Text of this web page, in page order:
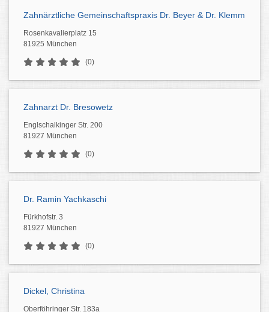
Zahnärztliche Gemeinschaftspraxis Dr. Beyer & Dr. Klemm
Rosenkavalierplatz 15
81925 München
(0)
Zahnarzt Dr. Bresowetz
Englschalkinger Str. 200
81927 München
(0)
Dr. Ramin Yachkaschi
Fürkhofstr. 3
81927 München
(0)
Dickel, Christina
Oberföhringer Str. 183a